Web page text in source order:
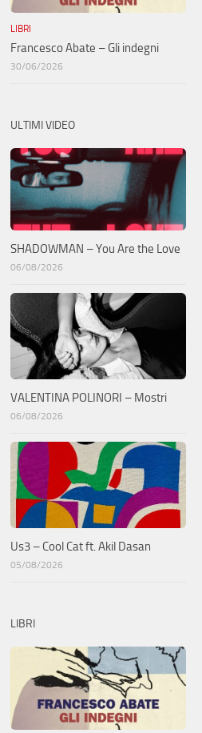
LIBRI
Francesco Abate – Gli indegni
30/06/2026
ULTIMI VIDEO
SHADOWMAN – You Are the Love
06/08/2026
VALENTINA POLINORI – Mostri
06/08/2026
Us3 – Cool Cat ft. Akil Dasan
05/08/2026
LIBRI